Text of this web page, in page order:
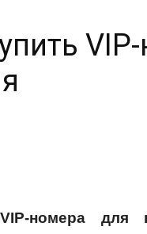
номера